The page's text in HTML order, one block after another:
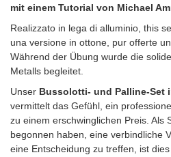
mit einem Tutorial von Michael
Realizzato in lega di alluminio, this
una versione in ottone, pur offerte
Während der Übung wurde die
Metalls begleitet.
Unser Bussolotti- und Palline-Set
vermittelt das Gefühl, ein
zu einem erschwinglichen Preis. Als
begonnen haben, eine verbindliche
eine Entscheidung zu treffen, ist